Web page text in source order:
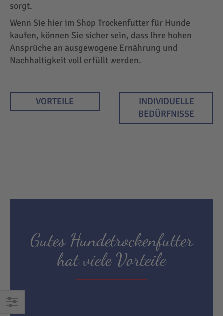
sorgt.
Wenn Sie hier im Shop Trockenfutter für Hunde
kaufen, können Sie sicher sein, dass Ihre hohen
Ansprüche an ausgewogene Ernährung und
Nachhaltigkeit voll erfüllt werden.
VORTEILE
INDIVIDUELLE
BEDÜRFNISSE
Gutes Hundetrockenfutter
hat viele Vorteile